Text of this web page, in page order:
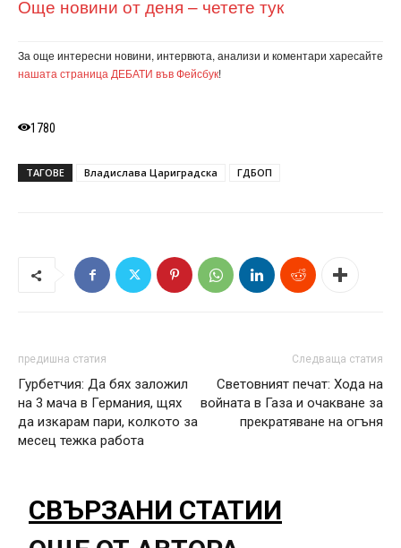
Още новини от деня – четете тук
За още интересни новини, интервюта, анализи и коментари харесайте
нашата страница ДЕБАТИ във Фейсбук!
1780
ТАГОВЕ Владислава Цариградска ГДБОП
предишна статия
Гурбетчия: Да бях заложил
на 3 мача в Германия, щях
да изкарам пари, колкото за
месец тежка работа
Следваща статия
Световният печат: Хода на
войната в Газа и очакване за
прекратяване на огъня
СВЪРЗАНИ СТАТИИ